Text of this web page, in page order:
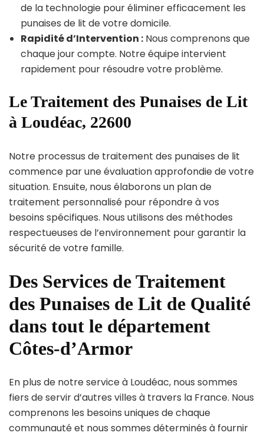
de la technologie pour éliminer efficacement les
punaises de lit de votre domicile.
Rapidité d’Intervention : Nous comprenons que
chaque jour compte. Notre équipe intervient
rapidement pour résoudre votre problème.
Le Traitement des Punaises de Lit
à Loudéac, 22600
Notre processus de traitement des punaises de lit
commence par une évaluation approfondie de votre
situation. Ensuite, nous élaborons un plan de
traitement personnalisé pour répondre à vos
besoins spécifiques. Nous utilisons des méthodes
respectueuses de l’environnement pour garantir la
sécurité de votre famille.
Des Services de Traitement
des Punaises de Lit de Qualité
dans tout le département
Côtes-d’Armor
En plus de notre service à Loudéac, nous sommes
fiers de servir d’autres villes à travers la France. Nous
comprenons les besoins uniques de chaque
communauté et nous sommes déterminés à fournir